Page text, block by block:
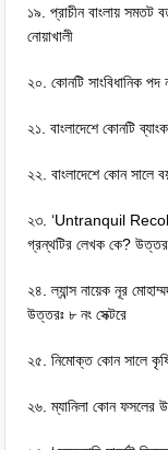
১৯. প্রাচীন বাংলায় সমতট
নোয়াখালী
২০. কোনটি সাংবিধানিক পদ
২১. বাংলাদেশে কোনটি
২২. বাংলাদেশে কোন সালে
২৩. ‘Untranquil
গ্রন্থটির লেখক কে?
২৪. ল্যান্স নায়েক নূর
উত্তরঃ ৮ নং সেক্টরে
২৫. নিমােক্ত কোন সালে
২৬. ম্যানিলা কোন ফসলের